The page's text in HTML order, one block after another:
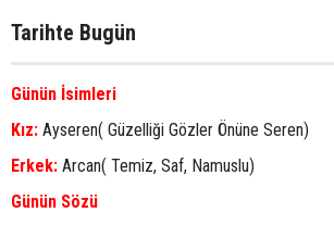
Tarihte Bugün
Günün İsimleri
Kız: Ayseren( Güzelliği Gözler Önüne Seren)
Erkek: Arcan( Temiz, Saf, Namuslu)
Günün Sözü